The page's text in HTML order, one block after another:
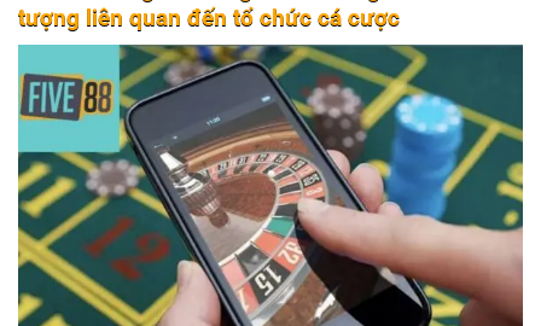
tượng liên quan đến tổ chức cá cược